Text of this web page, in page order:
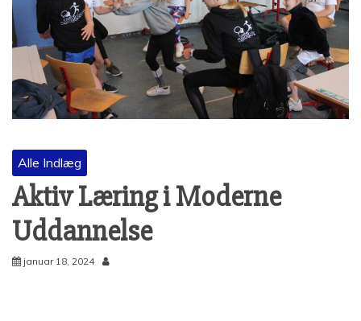
Alle Indlæg
Aktiv Læring i Moderne
Uddannelse
januar 18, 2024